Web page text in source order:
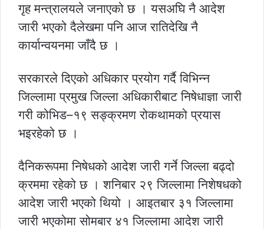
गृह मन्त्रालयले जनाएको छ । यसअघि नै आदेश
जारी भएको दैलेखमा पनि आज रातिदेखि नै
कार्यान्वयनमा जाँदै छ ।
सरकारले दिएको अधिकार प्रयोग गर्दै विभिन्न
जिल्लामा प्रमुख जिल्ला अधिकारीबाट निषेधाज्ञा जारी
गरी कोभिड–१९ सङ्क्रमण रोकथामको प्रयास
भइरहेको छ ।
दैनिकरूपमा निषेधको आदेश जारी गर्ने जिल्ला बढ्दो
क्रममा रहेको छ । शनिबार २९ जिल्लामा निशेषधको
आदेश जारी भएको थियो । आइतबार ३१ जिल्लामा
जारी भएकोमा सोमबार ४१ जिल्लामा आदेश जारी